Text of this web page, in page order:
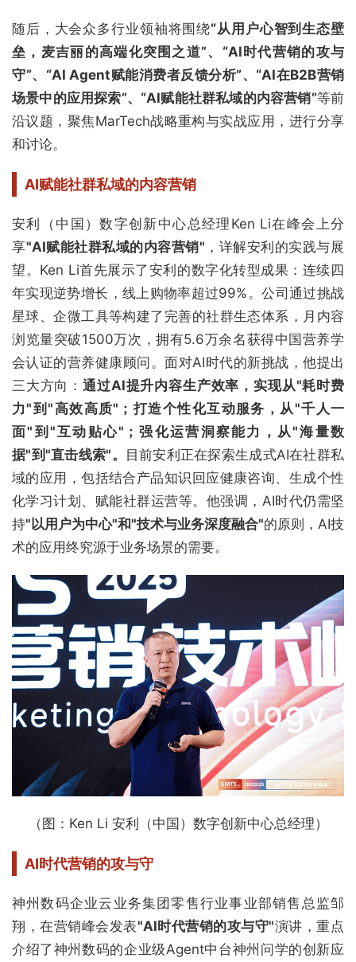
随后，大会众多行业领袖将围绕“从用户心智到生态壁
垒，麦吉丽的高端化突围之道”、“AI时代营销的攻与
守”、“AI Agent赋能消费者反馈分析”、“AI在B2B营销
场景中的应用探索”、“AI赋能社群私域的内容营销”等前
沿议题，聚焦MarTech战略重构与实战应用，进行分享
和讨论。
AI赋能社群私域的内容营销
安利（中国）数字创新中心总经理Ken Li在峰会上分
享"AI赋能社群私域的内容营销" ，详解安利的实践与展
望。Ken Li首先展示了安利的数字化转型成果：连续四
年实现逆势增长，线上购物率超过99%。公司通过挑战
星球、企微工具等构建了完善的社群生态体系，月内容
浏览量突破1500万次，拥有5.6万余名获得中国营养学
会认证的营养健康顾问。面对AI时代的新挑战，他提出
三大方向：通过AI提升内容生产效率，实现从"耗时费
力"到"高效高质"；打造个性化互动服务，从"千人一
面"到"互动贴心"；强化运营洞察能力，从"海量数
据"到"直击线索"。
目前安利正在探索生成式AI在社群私
域的应用，包括结合产品知识回应健康咨询、生成个性
化学习计划、赋能社群运营等。他强调，AI时代仍需坚
持"以用户为中心"和"技术与业务深度融合"的原则，AI技
术的应用终究源于业务场景的需要。
（图：Ken Li 安利（中国）数字创新中心总经理）
AI时代营销的攻与守
神州数码企业云业务集团零售行业事业部销售总监邹
翔，在营销峰会发表"AI时代营销的攻与守"演讲，重点
介绍了神州数码的企业级Agent中台神州问学的创新应